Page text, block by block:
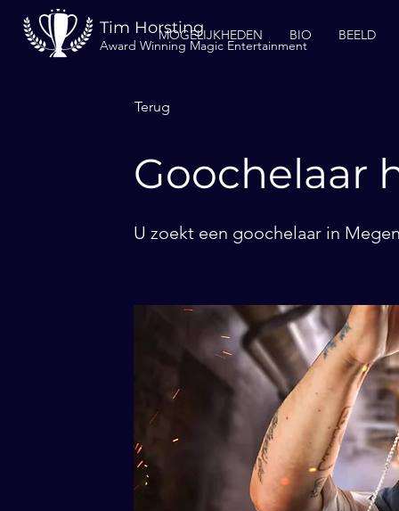
Tim Horsting
Award Winning Magic Entertainment
MOGELIJKHEDEN BIO BEELD
Terug
Goochelaar
U zoekt een goochelaar in